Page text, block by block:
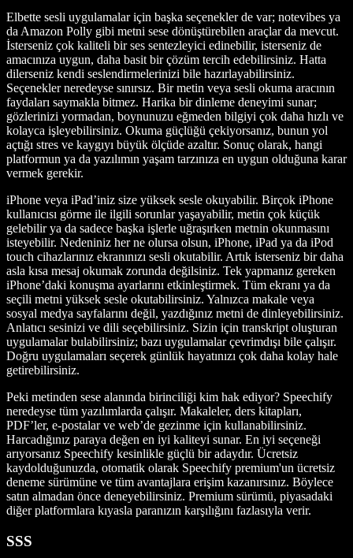
Elbette sesli uygulamalar için başka seçenekler de var; notevibes ya
da Amazon Polly gibi metni sese dönüştürebilen araçlar da mevcut.
İsterseniz çok kaliteli bir ses sentezleyici edinebilir, isterseniz de
amacınıza uygun, daha basit bir çözüm tercih edebilirsiniz. Hatta
dilerseniz kendi seslendirmelerinizi bile hazırlayabilirsiniz.
Seçenekler neredeyse sınırsız. Bir metin veya sesli okuma aracının
faydaları saymakla bitmez. Harika bir dinleme deneyimi sunar;
gözlerinizi yormadan, boynunuzu eğmeden bilgiyi çok daha hızlı ve
kolayca işleyebilirsiniz. Okuma güçlüğü çekiyorsanız, bunun yol
açtığı stres ve kaygıyı büyük ölçüde azaltır. Sonuç olarak, hangi
platformun ya da yazılımın yaşam tarzınıza en uygun olduğuna karar
vermek gerekir.
iPhone veya iPad’iniz size yüksek sesle okuyabilir. Birçok iPhone
kullanıcısı görme ile ilgili sorunlar yaşayabilir, metin çok küçük
gelebilir ya da sadece başka işlerle uğraşırken metnin okunmasını
isteyebilir. Nedeniniz her ne olursa olsun, iPhone, iPad ya da iPod
touch cihazlarınız ekranınızı sesli okutabilir. Artık isterseniz bir daha
asla kısa mesaj okumak zorunda değilsiniz. Tek yapmanız gereken
iPhone’daki konuşma ayarlarını etkinleştirmek. Tüm ekranı ya da
seçili metni yüksek sesle okutabilirsiniz. Yalnızca makale veya
sosyal medya sayfalarını değil, yazdığınız metni de dinleyebilirsiniz.
Anlatıcı sesinizi ve dili seçebilirsiniz. Sizin için transkript oluşturan
uygulamalar bulabilirsiniz; bazı uygulamalar çevrimdışı bile çalışır.
Doğru uygulamaları seçerek günlük hayatınızı çok daha kolay hale
getirebilirsiniz.
Peki metinden sese alanında birinciliği kim hak ediyor? Speechify
neredeyse tüm yazılımlarda çalışır. Makaleler, ders kitapları,
PDF’ler, e-postalar ve web’de gezinme için kullanabilirsiniz.
Harcadığınız paraya değen en iyi kaliteyi sunar. En iyi seçeneği
arıyorsanız Speechify kesinlikle güçlü bir adaydır. Ücretsiz
kaydolduğunuzda, otomatik olarak Speechify premium'un ücretsiz
deneme sürümüne ve tüm avantajlara erişim kazanırsınız. Böylece
satın almadan önce deneyebilirsiniz. Premium sürümü, piyasadaki
diğer platformlara kıyasla paranızın karşılığını fazlasıyla verir.
SSS